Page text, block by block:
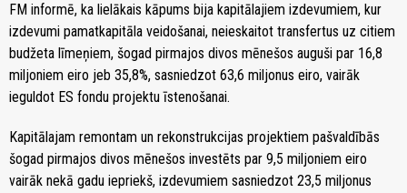
FM informē, ka lielākais kāpums bija kapitālajiem izdevumiem, kur
izdevumi pamatkapitāla veidošanai, neieskaitot transfertus uz citiem
budžeta līmeņiem, šogad pirmajos divos mēnešos auguši par 16,8
miljoniem eiro jeb 35,8%, sasniedzot 63,6 miljonus eiro, vairāk
ieguldot ES fondu projektu īstenošanai.
Kapitālajam remontam un rekonstrukcijas projektiem pašvaldībās
šogad pirmajos divos mēnešos investēts par 9,5 miljoniem eiro
vairāk nekā gadu iepriekš, izdevumiem sasniedzot 23,5 miljonus